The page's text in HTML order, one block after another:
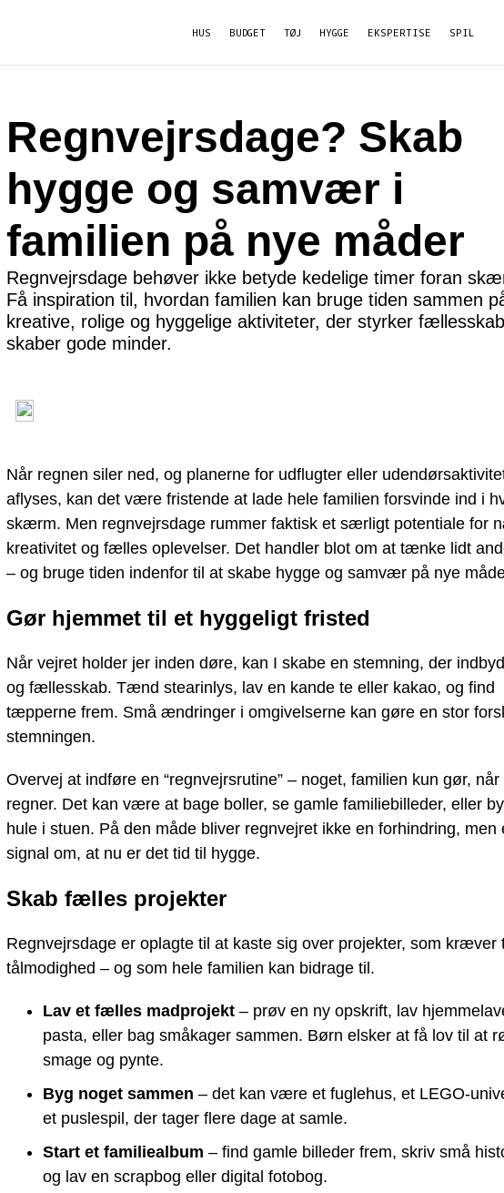
HUS BUDGET TØJ HYGGE EKSPERTISE SPIL
Regnvejrsdage? Skab
hygge og samvær i
familien på nye måder
Regnvejrsdage behøver ikke betyde kedelige timer foran
Få inspiration til, hvordan familien kan bruge tiden sammen
kreative, rolige og hyggelige aktiviteter, der styrker
skaber gode minder.
Når regnen siler ned, og planerne for udflugter eller
aflyses, kan det være fristende at lade hele familien forsvinde ind i
skærm. Men regnvejrsdage rummer faktisk et særligt potentiale for
kreativitet og fælles oplevelser. Det handler blot om at tænke lidt
– og bruge tiden indenfor til at skabe hygge og samvær på nye
Gør hjemmet til et hyggeligt fristed
Når vejret holder jer inden døre, kan I skabe en stemning, der
og fællesskab. Tænd stearinlys, lav en kande te eller kakao, og find
tæpperne frem. Små ændringer i omgivelserne kan gøre en stor
stemningen.
Overvej at indføre en “regnvejrsrutine” – noget, familien kun gør, når
regner. Det kan være at bage boller, se gamle familiebilleder, eller
hule i stuen. På den måde bliver regnvejret ikke en forhindring, men
signal om, at nu er det tid til hygge.
Skab fælles projekter
Regnvejrsdage er oplagte til at kaste sig over projekter, som kræver
tålmodighed – og som hele familien kan bidrage til.
Lav et fælles madprojekt – prøv en ny opskrift, lav
pasta, eller bag småkager sammen. Børn elsker at få lov til at
smage og pynte.
Byg noget sammen – det kan være et fuglehus, et LEGO-
et puslespil, der tager flere dage at samle.
Start et familiealbum – find gamle billeder frem, skriv små
og lav en scrapbog eller digital fotobog.